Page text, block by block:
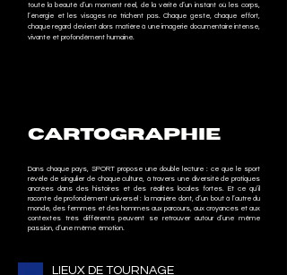
toute la beauté d’un moment réel, de la vérité d’un instant où les corps,
l’énergie et les visages ne trichent pas. Chaque geste, chaque effort,
chaque regard devient alors matière à une imagerie documentaire intense,
vivante et profondément humaine.
CARTOGRAPHIE
Dans chaque pays, SPORT propose une double lecture : ce que le sport
révèle de singulier de chaque culture, à travers une diversité de pratiques
ancrées dans des histoires et des réalités locales fortes. Et ce qu’il
raconte de profondément universel : la manière dont, d’un bout à l’autre du
monde, des femmes et des hommes aux parcours, aux croyances et aux
contextes très différents peuvent se retrouver autour d’une même
passion, d’une même émotion.
LIEUX DE TOURNAGE